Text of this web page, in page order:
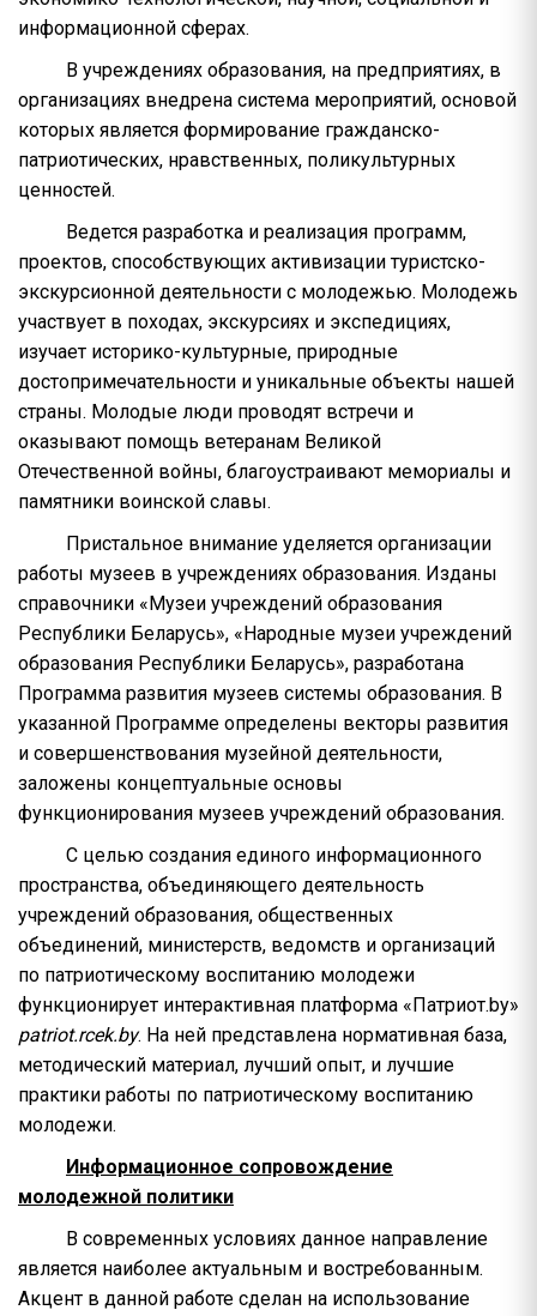
информационной сферах.
В учреждениях образования, на предприятиях, в
организациях внедрена система мероприятий, основой
которых является формирование гражданско-
патриотических, нравственных, поликультурных
ценностей.
Ведется разработка и реализация программ,
проектов, способствующих активизации туристско-
экскурсионной деятельности с молодежью. Молодежь
участвует в походах, экскурсиях и экспедициях,
изучает историко-культурные, природные
достопримечательности и уникальные объекты нашей
страны. Молодые люди проводят встречи и
оказывают помощь ветеранам Великой
Отечественной войны, благоустраивают мемориалы и
памятники воинской славы.
Пристальное внимание уделяется организации
работы музеев в учреждениях образования. Изданы
справочники «Музеи учреждений образования
Республики Беларусь», «Народные музеи учреждений
образования Республики Беларусь», разработана
Программа развития музеев системы образования. В
указанной Программе определены векторы развития
и совершенствования музейной деятельности,
заложены концептуальные основы
функционирования музеев учреждений образования.
С целью создания единого информационного
пространства, объединяющего деятельность
учреждений образования, общественных
объединений, министерств, ведомств и организаций
по патриотическому воспитанию молодежи
функционирует интерактивная платформа «Патриот.by»
patriot.rcek.by. На ней представлена нормативная база,
методический материал, лучший опыт, и лучшие
практики работы по патриотическому воспитанию
молодежи.
Информационное сопровождение
молодежной политики
В современных условиях данное направление
является наиболее актуальным и востребованным.
Акцент в данной работе сделан на использование